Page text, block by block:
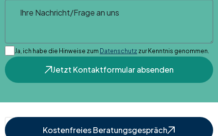
Ja, ich habe die Hinweise zum Datenschutz zur Kenntnis genommen.
Jetzt Kontaktformular absenden
Kostenfreies Beratungsgespräch